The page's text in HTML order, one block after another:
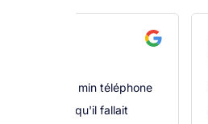
j'ai ramené min téléphone
il mon dit qu'il fallait